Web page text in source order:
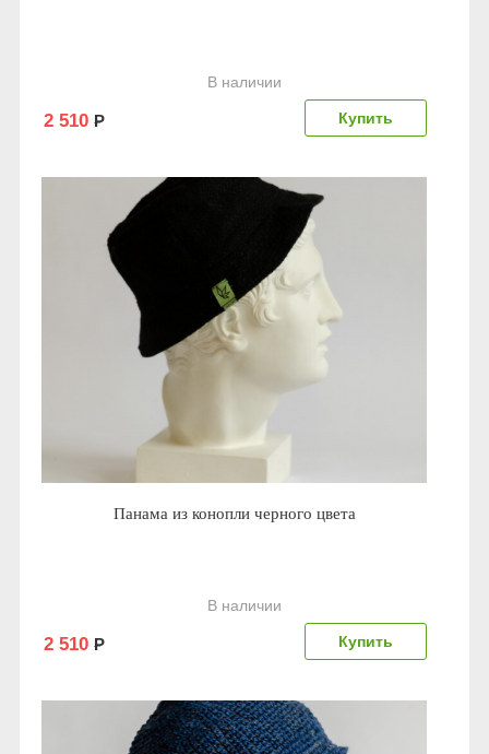
В наличии
2 510 Р
Панама из конопли черного цвета
В наличии
2 510 Р